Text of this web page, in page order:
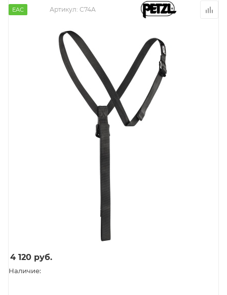
EAC Артикул: C74A
4 120 руб.
Наличие: